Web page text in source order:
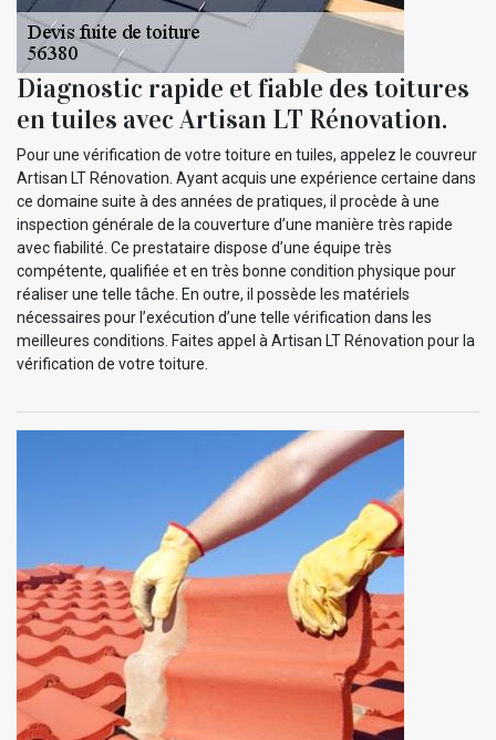
Diagnostic rapide et fiable des toitures
en tuiles avec Artisan LT Rénovation.
Pour une vérification de votre toiture en tuiles, appelez le couvreur
Artisan LT Rénovation. Ayant acquis une expérience certaine dans
ce domaine suite à des années de pratiques, il procède à une
inspection générale de la couverture d’une manière très rapide
avec fiabilité. Ce prestataire dispose d’une équipe très
compétente, qualifiée et en très bonne condition physique pour
réaliser une telle tâche. En outre, il possède les matériels
nécessaires pour l’exécution d’une telle vérification dans les
meilleures conditions. Faites appel à Artisan LT Rénovation pour la
vérification de votre toiture.